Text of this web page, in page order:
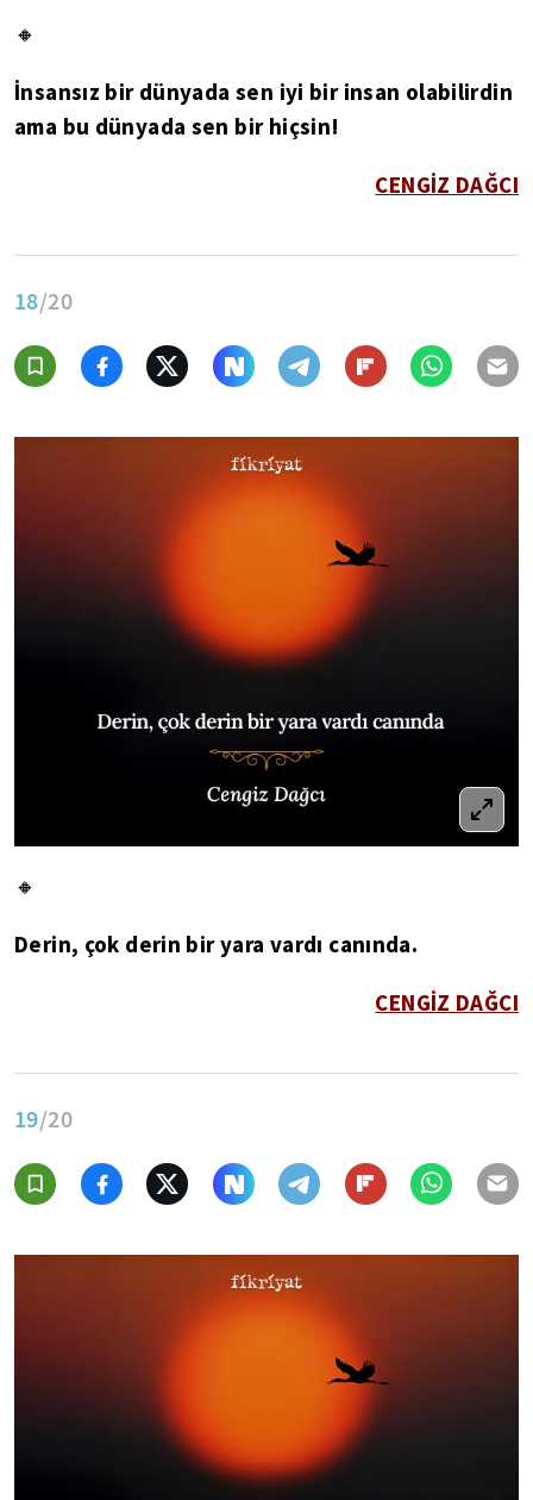
🔸
İnsansız bir dünyada sen iyi bir insan olabilirdin
ama bu dünyada sen bir hiçsin!
CENGİZ DAĞCI
18/20
🔸
Derin, çok derin bir yara vardı canında.
CENGİZ DAĞCI
19/20